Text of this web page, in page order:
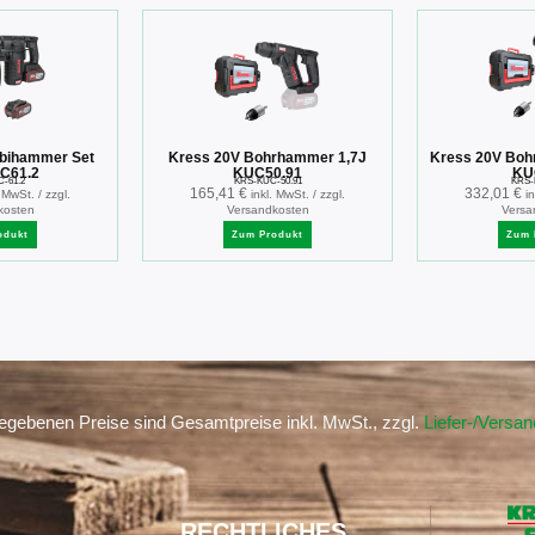
Set
61.2
/ zzgl.
Kress 20V Bohrhammer 1,7J
KUC50.91
KRS-KUC-50.91
165,41 € inkl. MwSt. / zzgl.
Versandkosten
Zum Produkt
Kress 20V
332,01 €
Zum
Preise sind Gesamtpreise inkl. MwSt., zzgl. Liefer-/